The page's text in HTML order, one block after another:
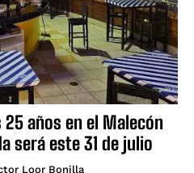
años en el Malecón
será este 31 de julio
Loor Bonilla